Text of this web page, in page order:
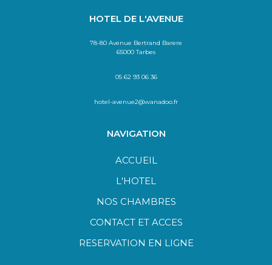
HOTEL DE L'AVENUE
78-80 Avenue Bertrand Barere
65000 Tarbes
05 62 93 06 36
hotel-avenue2@wanadoo.fr
NAVIGATION
ACCUEIL
L'HOTEL
NOS CHAMBRES
CONTACT ET ACCES
RESERVATION EN LIGNE